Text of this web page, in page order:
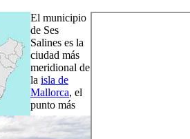
El municipio
de Ses
Salines es la
ciudad más
meridional de
la isla de
Mallorca, el
punto más